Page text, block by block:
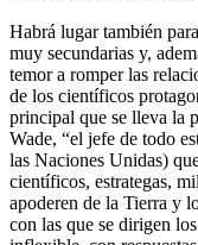
Habrá lugar también
muy secundarias y,
temor a romper las
de los científicos
principal que se lleva la
Wade, “el jefe de todo
las Naciones Unidas)
científicos, estrategas,
apoderen de la Tierra y
con las que se dirigen